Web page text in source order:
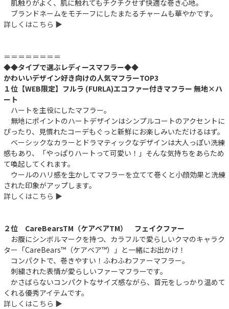
肌触りがよく、肌に触れてもチクチクせず快適な巻き心地。
ブランドネームをモチーフにしたまたるチャームも華やかです。
詳しくはこちら ▶︎
＝＝＝＝＝＝＝＝
◆◆タイプで選ぶレディースマフラー◆◆
かわいいデザイン好き向けの人気マフラーTOP3
１位【WEB限定】フルラ (FURLA)エコファー付きマフラー 無地×ハ
ート
ハートを主役にしたマフラー。
無地にポイントのハートデザインはシンプルコートのアクセントに
ぴったり、見慣れたコーデもぐっと新鮮にお楽しみいただけるはず。
ベーシックなカラーとドラマティックなデザインは大人っぽい洗練
感もあり、「やっぱりハートって可愛い！」そんな気持ちをあらため
て喚起してくれます。
ウールのハリ感を生かしてマフラーを立てて巻くと小顔効果と洗練
された印象がアップします。
詳しくはこちら ▶︎
２位 CareBearsTM（ケアベアTM） フェイクファー
お腹にシンボルマークを持つ、カラフルで愛らしいクマのキャラク
ター「CareBears™（ケアベア™）」と一緒にお出かけ！
コンパクトで、巻きやすい！ふわふわファーマフラー。
刺繍された表情が愛らしいファーマフラーです。
かさばらないコンパクトなサイズ感ながら、首元をしっかり温めて
くれる優秀アイテムです。
詳しくはこちら ▶︎